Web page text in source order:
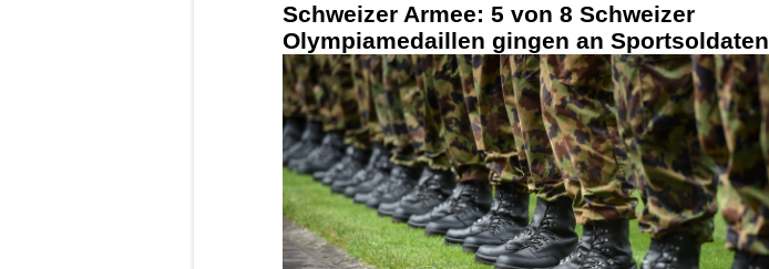
Schweizer Armee: 5 von 8 Schweizer
Olympiamedaillen gingen an Sportsoldaten